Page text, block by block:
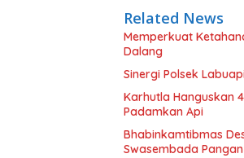
Related News
Memperkuat
Dalang
Sinergi Polsek
Karhutla Hanguskan
Padamkan Api
Bhabinkamtibmas
Swasembada Pangan